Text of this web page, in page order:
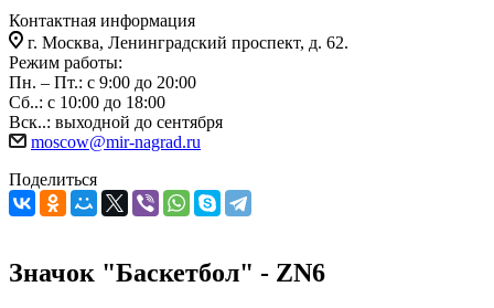
Контактная информация
г. Москва, Ленинградский проспект, д. 62.
Режим работы:
Пн. – Пт.: с 9:00 до 20:00
Сб..: с 10:00 до 18:00
Вск..: выходной до сентября
moscow@mir-nagrad.ru
Поделиться
Значок "Баскетбол" - ZN6